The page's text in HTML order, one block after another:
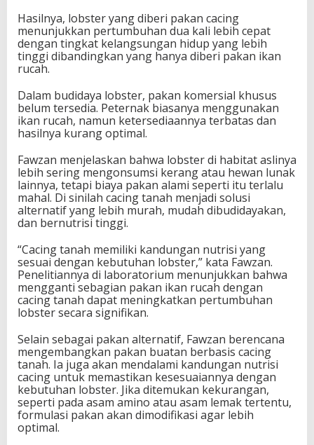
Hasilnya, lobster yang diberi pakan cacing
menunjukkan pertumbuhan dua kali lebih cepat
dengan tingkat kelangsungan hidup yang lebih
tinggi dibandingkan yang hanya diberi pakan ikan
rucah.
Dalam budidaya lobster, pakan komersial khusus
belum tersedia. Peternak biasanya menggunakan
ikan rucah, namun ketersediaannya terbatas dan
hasilnya kurang optimal.
Fawzan menjelaskan bahwa lobster di habitat aslinya
lebih sering mengonsumsi kerang atau hewan lunak
lainnya, tetapi biaya pakan alami seperti itu terlalu
mahal. Di sinilah cacing tanah menjadi solusi
alternatif yang lebih murah, mudah dibudidayakan,
dan bernutrisi tinggi.
“Cacing tanah memiliki kandungan nutrisi yang
sesuai dengan kebutuhan lobster,” kata Fawzan.
Penelitiannya di laboratorium menunjukkan bahwa
mengganti sebagian pakan ikan rucah dengan
cacing tanah dapat meningkatkan pertumbuhan
lobster secara signifikan.
Selain sebagai pakan alternatif, Fawzan berencana
mengembangkan pakan buatan berbasis cacing
tanah. Ia juga akan mendalami kandungan nutrisi
cacing untuk memastikan kesesuaiannya dengan
kebutuhan lobster. Jika ditemukan kekurangan,
seperti pada asam amino atau asam lemak tertentu,
formulasi pakan akan dimodifikasi agar lebih
optimal.